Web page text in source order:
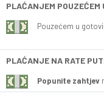
PLAĆANJEM POUZEĆEM
Pouzećem u
PLAĆANJE NA RATE
Popunite zahtjev